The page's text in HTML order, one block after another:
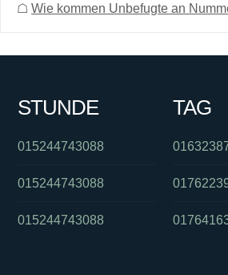
☖ Wie kommen Unbefugte an
STUNDE
015244743088
015244743088
015244743088
TAG